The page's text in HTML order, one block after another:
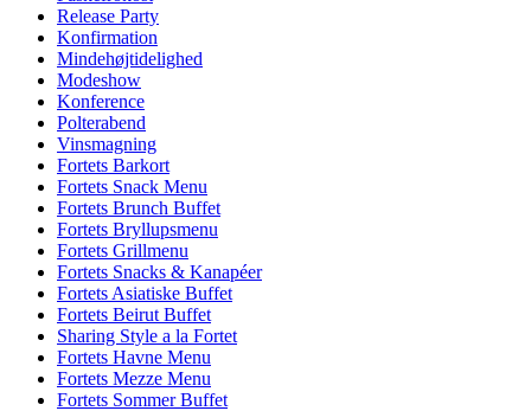
Release Party
Konfirmation
Mindehøjtidelighed
Modeshow
Konference
Polterabend
Vinsmagning
Fortets Barkort
Fortets Snack Menu
Fortets Brunch Buffet
Fortets Bryllupsmenu
Fortets Grillmenu
Fortets Snacks & Kanapéer
Fortets Asiatiske Buffet
Fortets Beirut Buffet
Sharing Style a la Fortet
Fortets Havne Menu
Fortets Mezze Menu
Fortets Sommer Buffet